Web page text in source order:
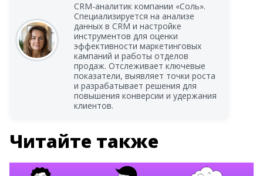
CRM-аналитик компании «Соль».
Специализируется на анализе
данных в CRM и настройке
инструментов для оценки
эффективности маркетинговых
кампаний и работы отделов
продаж. Отслеживает ключевые
показатели, выявляет точки роста
и разрабатывает решения для
повышения конверсии и удержания
клиентов.
Читайте также